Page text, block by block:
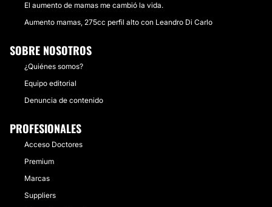
El aumento de mamas me cambió la vida.
Aumento mamas, 275cc perfil alto con Leandro Di Carlo
SOBRE NOSOTROS
¿Quiénes somos?
Equipo editorial
Denuncia de contenido
PROFESIONALES
Acceso Doctores
Premium
Marcas
Suppliers